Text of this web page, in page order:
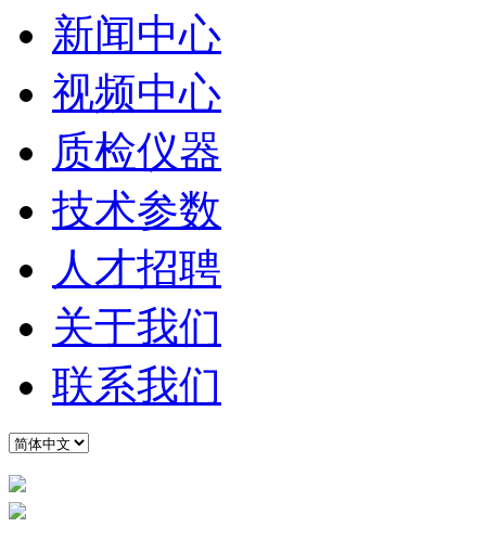
新闻中心
视频中心
质检仪器
技术参数
人才招聘
关于我们
联系我们